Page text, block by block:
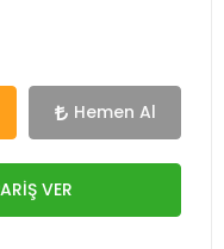
Hemen Al
VER